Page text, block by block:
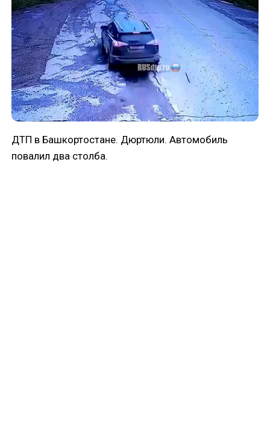
ДТП в Башкортостане. Дюртюли. Автомобиль
повалил два столба.